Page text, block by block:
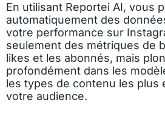
En utilisant Reportei AI, vous
automatiquement des
votre performance sur
seulement des métriques de
likes et les abonnés, mais
profondément dans les
les types de contenu les plus
votre audience.